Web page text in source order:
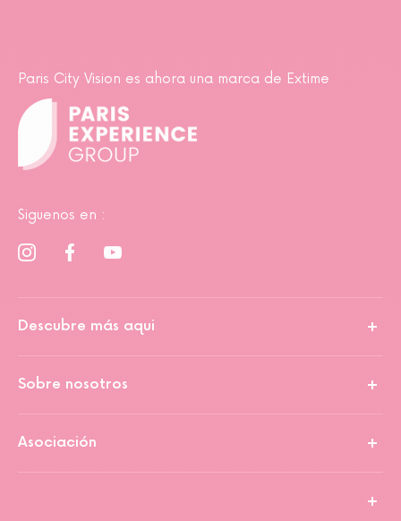
Paris City Vision es ahora una marca de Extime
Siguenos en :
Descubre más aqui
Sobre nosotros
Asociación